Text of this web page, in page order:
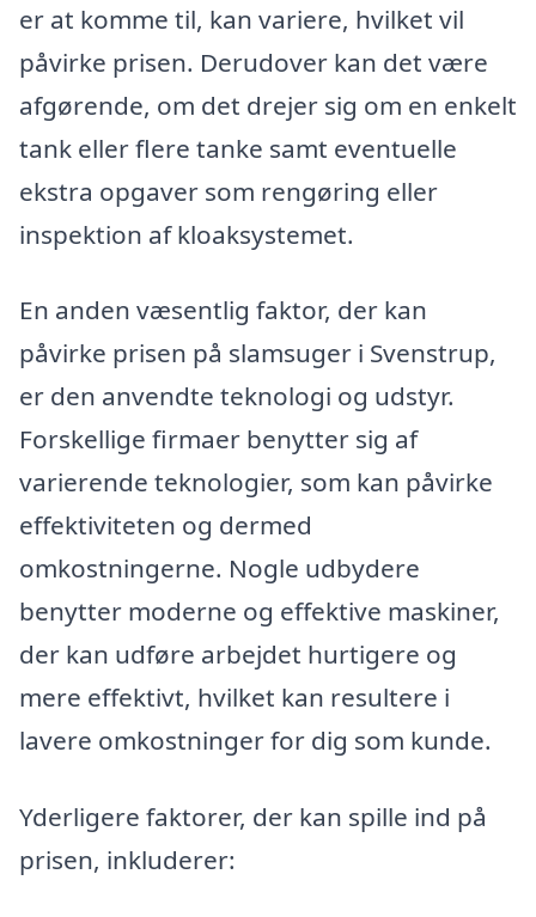
er at komme til, kan variere, hvilket vil
påvirke prisen. Derudover kan det være
afgørende, om det drejer sig om en enkelt
tank eller flere tanke samt eventuelle
ekstra opgaver som rengøring eller
inspektion af kloaksystemet.
En anden væsentlig faktor, der kan
påvirke prisen på slamsuger i Svenstrup,
er den anvendte teknologi og udstyr.
Forskellige firmaer benytter sig af
varierende teknologier, som kan påvirke
effektiviteten og dermed
omkostningerne. Nogle udbydere
benytter moderne og effektive maskiner,
der kan udføre arbejdet hurtigere og
mere effektivt, hvilket kan resultere i
lavere omkostninger for dig som kunde.
Yderligere faktorer, der kan spille ind på
prisen, inkluderer: